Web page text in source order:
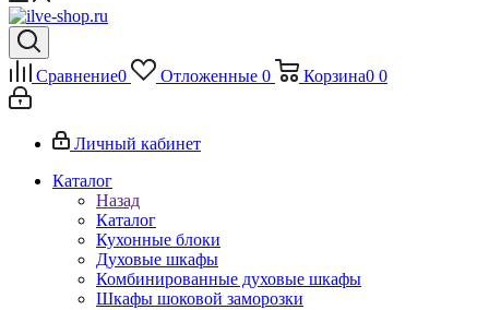
Сравнение0 Отложенные 0 Корзина0 0
Личный кабинет
Каталог
Назад
Каталог
Кухонные блоки
Духовые шкафы
Комбинированные духовые шкафы
Шкафы шоковой заморозки